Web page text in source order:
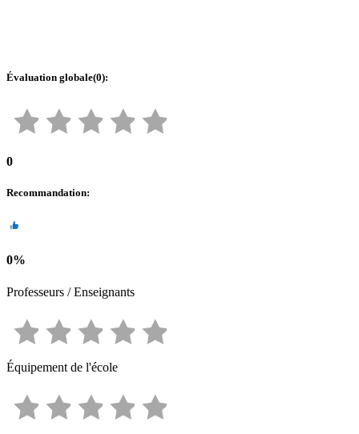
Évaluation globale(0):
0
Recommandation:
0%
Professeurs / Enseignants
Équipement de l'école